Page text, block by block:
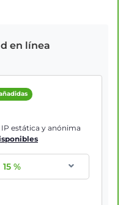
en línea
estática y anónima
15 %